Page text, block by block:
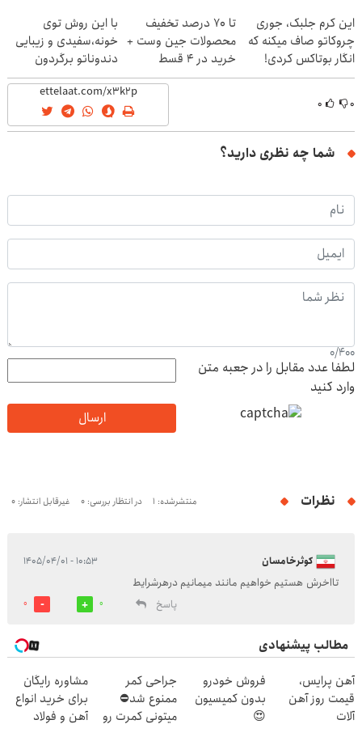
این کرم جلبک، جوری
چروکاتو صاف میکنه که
انگار بوتاکس کردی!
(تخفیف ویژه)
تا 70 درصد تخفیف
محصولات جین وست +
خرید در 4 قسط
با این روش توی
خونه،سفیدی و زیبایی
دندوناتو برگردون
(40%off)
۰ ۰
شما چه نظری دارید؟
0/400
لطفا عدد مقابل را در جعبه متن
وارد کنید
ارسال
نظرات منتشرشده: 1 در انتظار بررسی: 0 غیرقابل انتشار: 0
کوثرخامسان ۱۰:۵۳ - ۱۴۰۵/۰۴/۰۱
تااخرش هستیم خواهیم مانند میمانیم درهرشرایط
پاسخ
0
0
مطالب پیشنهادی
آهن پرایس،
قیمت روز آهن
آلات
فروش خودرو
بدون کمیسیون
😍
جراحی کمر
ممنوع شد⛔
میتونی کمرت رو
مشاوره رایگان
برای خرید انواع
آهن و فولاد